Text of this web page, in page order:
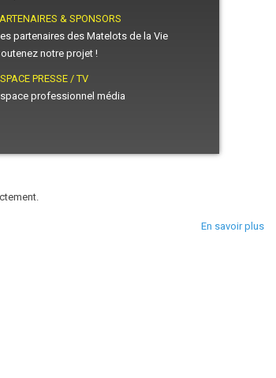
& SPONSORS
partenaires des Matelots de la Vie
notre projet !
PRESSE / TV
professionnel média
En savoir plus